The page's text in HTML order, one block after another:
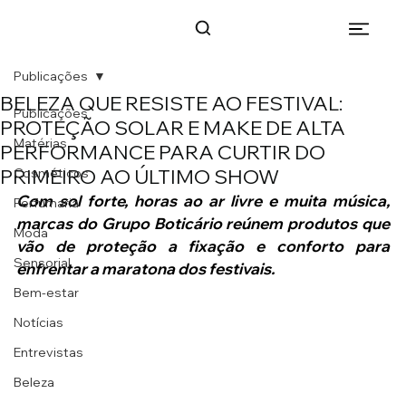
Publicações
Matérias
Cosméticos
Perfumaria
Moda
Sensorial
Bem-estar
Notícias
Entrevistas
Beleza
Publicações
BELEZA QUE RESISTE AO FESTIVAL:
PROTEÇÃO SOLAR E MAKE DE ALTA
PERFORMANCE PARA CURTIR DO
PRIMEIRO AO ÚLTIMO SHOW
Com sol forte, horas ao ar livre e muita música,
marcas do Grupo Boticário reúnem produtos que
vão de proteção a fixação e conforto para
enfrentar a maratona dos festivais.